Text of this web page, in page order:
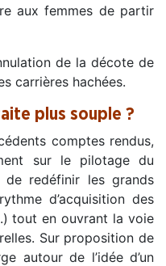
aux femmes de partir
de la décote de
carrières hachées.
plus souple ?
comptes rendus,
sur le pilotage du
de redéfinir les grands
d’acquisition des
tout en ouvrant la voie
Sur proposition de
autour de l’idée d’un